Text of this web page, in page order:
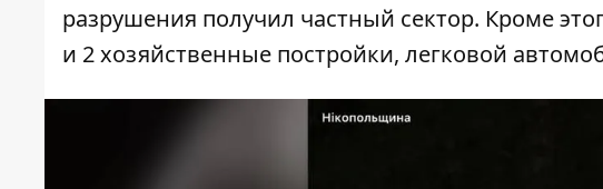
разрушения получил частный сектор. Кроме
и 2 хозяйственные постройки, легковой